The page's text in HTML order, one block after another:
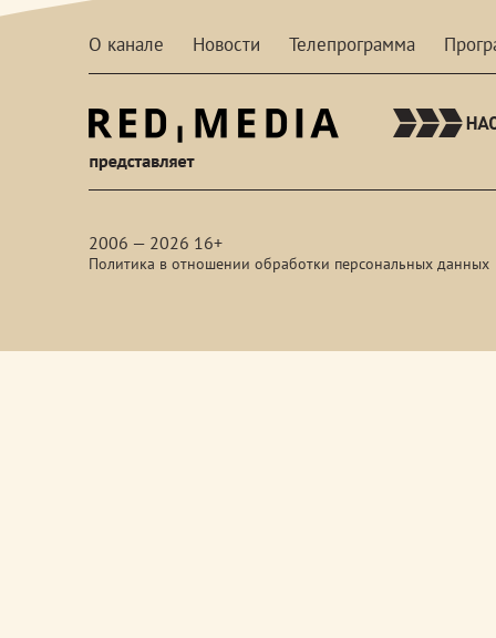
О канале Новости Телепрограмма
2006 — 2026 16+
Политика в отношении обработки персональных данных